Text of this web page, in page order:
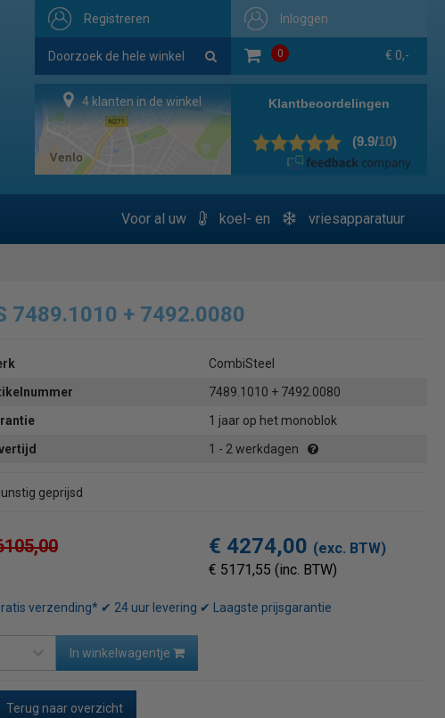
Inloggen
0 € 0,-
Registreren
4 klanten in de winkel
Voor al uw koel- en vriesapparatuur
7489.1010 + 7492.0080
CombiSteel
7489.1010 + 7492.0080
1 jaar op het monoblok
1 - 2 werkdagen
geprijsd
€ 4274,00 (exc. BTW)
€ 5171,55 (inc. BTW)
verzending* ✔ 24 uur levering ✔ Laagste prijsgarantie
In winkelwagentje
Terug naar overzicht